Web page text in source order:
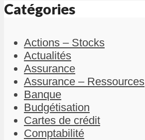
Catégories
Actions – Stocks
Actualités
Assurance
Assurance – Ressources
Banque
Budgétisation
Cartes de crédit
Comptabilité